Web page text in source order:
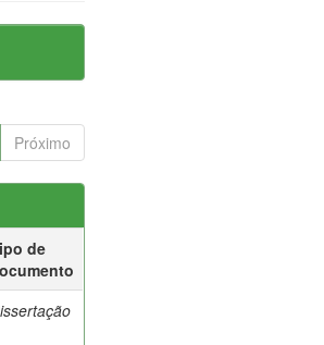
Próximo
de